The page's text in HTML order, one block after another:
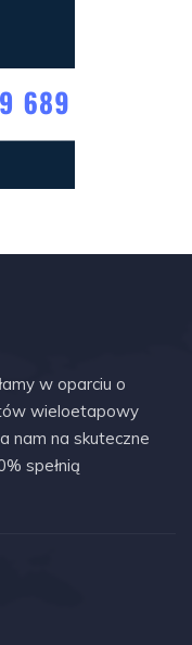
w oparciu o
wieloetapowy
nam na skuteczne
spełnią